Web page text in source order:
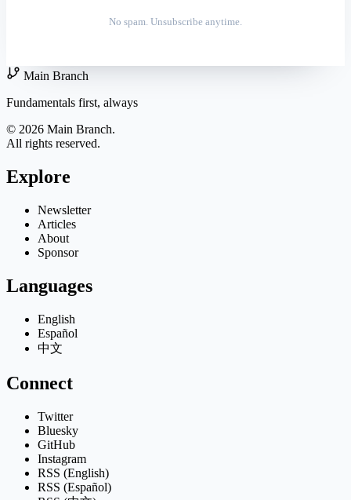
No spam. Unsubscribe anytime.
Main Branch
Fundamentals first, always
© 2026 Main Branch.
All rights reserved.
Explore
Newsletter
Articles
About
Sponsor
Languages
English
Español
中文
Connect
Twitter
Bluesky
GitHub
Instagram
RSS (English)
RSS (Español)